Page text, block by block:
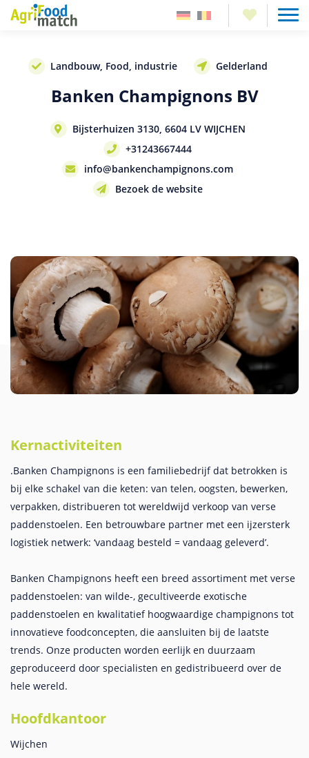
Landbouw, Food, industrie Gelderland
Banken Champignons BV
Bijsterhuizen 3130, 6604 LV WIJCHEN
+31243667444
info@bankenchampignons.com
Bezoek de website
Kernactiviteiten
.Banken Champignons is een familiebedrijf dat betrokken is
bij elke schakel van die keten: van telen, oogsten, bewerken,
verpakken, distribueren tot wereldwijd verkoop van verse
paddenstoelen. Een betrouwbare partner met een ijzersterk
logistiek netwerk: ‘vandaag besteld = vandaag geleverd’.
Banken Champignons heeft een breed assortiment met verse
paddenstoelen: van wilde-, gecultiveerde exotische
paddenstoelen en kwalitatief hoogwaardige champignons tot
innovatieve foodconcepten, die aansluiten bij de laatste
trends. Onze producten worden eerlijk en duurzaam
geproduceerd door specialisten en gedistribueerd over de
hele wereld.
Hoofdkantoor
Wijchen